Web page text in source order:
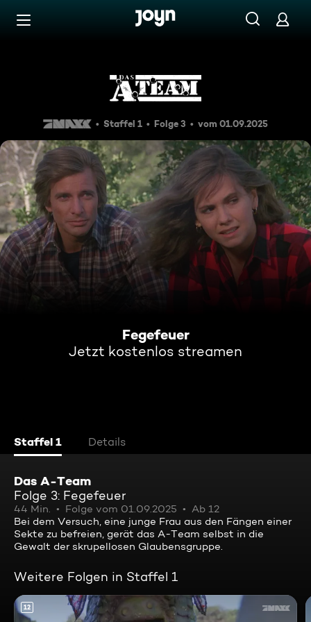
Zum Inhalt springen
Fegefeuer
Staffel 1 Folge 3 vom 01.09.2025
Fegefeuer
Jetzt kostenlos streamen
Staffel 1 Details
Das A-Team
Folge 3: Fegefeuer
44 Min. Folge vom 01.09.2025
Ab 12
Bei dem Versuch, eine junge Frau aus den Fängen einer
Sekte zu befreien, gerät das A-Team selbst in die
Gewalt der skrupellosen Glaubensgruppe.
Weitere Folgen in Staffel 1
12